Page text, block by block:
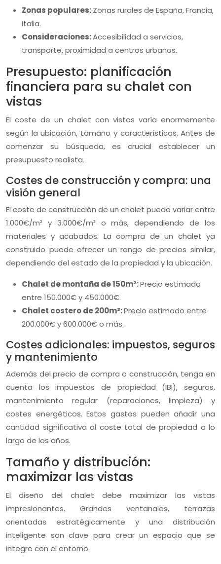
Zonas populares:Zonas rurales de España, Francia,
Italia.
Consideraciones:Accesibilidad a servicios,
transporte, proximidad a centros urbanos.
Presupuesto: planificación
financiera para su chalet con
vistas
El coste de un chalet con vistas varía enormemente
según la ubicación, tamaño y características. Antes de
comenzar su búsqueda, es crucial establecer un
presupuesto realista.
Costes de construcción y compra: una
visión general
El coste de construcción de un chalet puede variar entre
1.000€/m² y 3.000€/m² o más, dependiendo de los
materiales y acabados. La compra de un chalet ya
construido puede ofrecer un rango de precios similar,
dependiendo del estado de la propiedad y la ubicación.
Chalet de montaña de 150m²:Precio estimado
entre 150.000€ y 450.000€.
Chalet costero de 200m²:Precio estimado entre
200.000€ y 600.000€ o más.
Costes adicionales: impuestos, seguros
y mantenimiento
Además del precio de compra o construcción, tenga en
cuenta los impuestos de propiedad (IBI), seguros,
mantenimiento regular (reparaciones, limpieza) y
costes energéticos. Estos gastos pueden añadir una
cantidad significativa al coste total de propiedad a lo
largo de los años.
Tamaño y distribución:
maximizar las vistas
El diseño del chalet debe maximizar las vistas
impresionantes. Grandes ventanales, terrazas
orientadas estratégicamente y una distribución
inteligente son clave para crear un espacio que se
integre con el entorno.